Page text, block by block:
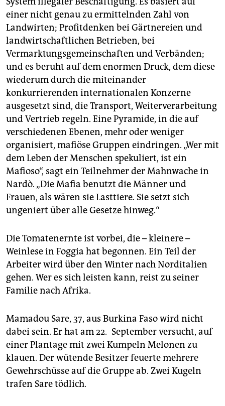
einer nicht genau zu ermittelnden Zahl von
Landwirten; Profitdenken bei Gärtnereien und
landwirtschaftlichen Betrieben, bei
Vermarktungsgemeinschaften und Verbänden;
und es beruht auf dem enormen Druck, dem diese
wiederum durch die miteinander
konkurrierenden internationalen Konzerne
ausgesetzt sind, die Transport, Weiterverarbeitung
und Vertrieb regeln. Eine Pyramide, in die auf
verschiedenen Ebenen, mehr oder weniger
organisiert, mafiöse Gruppen eindringen. „Wer mit
dem Leben der Menschen spekuliert, ist ein
Mafioso“, sagt ein Teilnehmer der Mahnwache in
Nardò. „Die Mafia benutzt die Männer und
Frauen, als wären sie Lasttiere. Sie setzt sich
ungeniert über alle Gesetze hinweg.“
Die Tomatenernte ist vorbei, die – kleinere –
Weinlese in Foggia hat begonnen. Ein Teil der
Arbeiter wird über den Winter nach Norditalien
gehen. Wer es sich leisten kann, reist zu seiner
Familie nach Afrika.
Mamadou Sare, 37, aus Burkina Faso wird nicht
dabei sein. Er hat am 22. September versucht, auf
einer Plantage mit zwei Kumpeln Melonen zu
klauen. Der wütende Besitzer feuerte mehrere
Gewehrschüsse auf die Gruppe ab. Zwei Kugeln
trafen Sare tödlich.